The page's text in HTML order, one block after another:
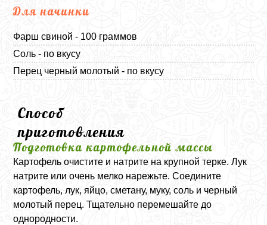
Для начинки
Фарш свиной - 100 граммов
Соль - по вкусу
Перец черный молотый - по вкусу
Способ
приготовления
Подготовка картофельной массы
Картофель очистите и натрите на крупной терке. Лук
натрите или очень мелко нарежьте. Соедините
картофель, лук, яйцо, сметану, муку, соль и черный
молотый перец. Тщательно перемешайте до
однородности.